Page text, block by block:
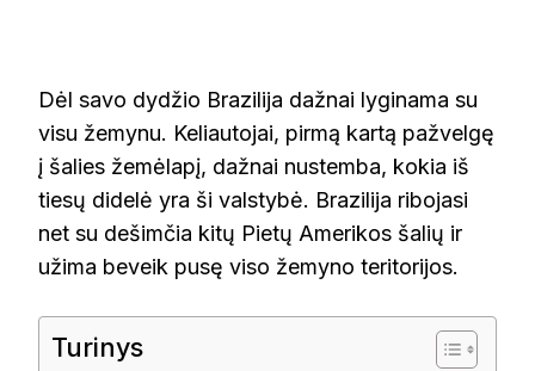
Dėl savo dydžio Brazilija dažnai lyginama su
visu žemynu. Keliautojai, pirmą kartą pažvelgę
į šalies žemėlapį, dažnai nustemba, kokia iš
tiesų didelė yra ši valstybė. Brazilija ribojasi
net su dešimčia kitų Pietų Amerikos šalių ir
užima beveik pusę viso žemyno teritorijos.
Turinys